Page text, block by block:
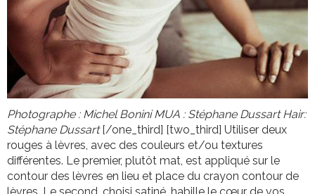
Photographe : Michel Bonini MUA : Stéphane Dussart Hair:
Stéphane Dussart[/one_third] [two_third] Utiliser deux
rouges à lèvres, avec des couleurs et/ou textures
différentes. Le premier, plutôt mat, est appliqué sur le
contour des lèvres en lieu et place du crayon contour de
lèvres. Le second, choisi satiné, habille le cœur de vos